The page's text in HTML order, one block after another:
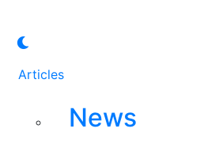
Articles
News